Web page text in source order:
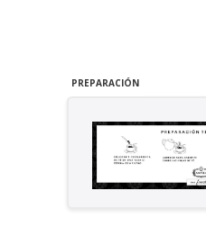
PREPARACIÓN